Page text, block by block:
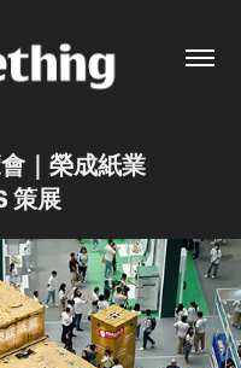
｜榮成紙業
策展